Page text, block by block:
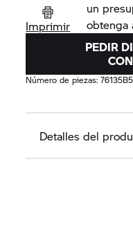
Imprimir
un
obtenga
PEDIR
Número de piezas:
Detalles del